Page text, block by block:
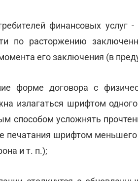
финансовых услуг
по расторжению
его заключения (в
форме договора с
излагаться шрифтом
способом усложнять
печатания шрифтом
и т. п.);